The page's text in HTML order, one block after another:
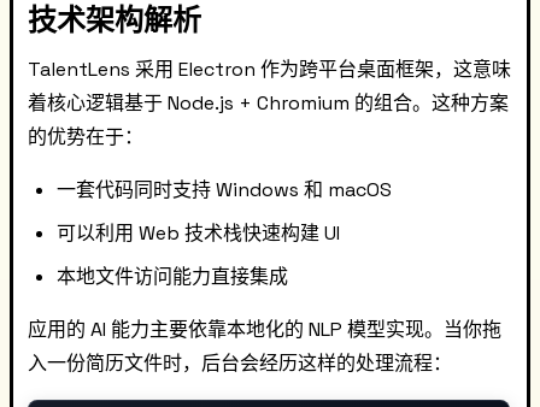
技术架构解析
TalentLens 采用 Electron 作为跨平台桌面框架，这意味
着核心逻辑基于 Node.js + Chromium 的组合。这种方案
的优势在于：
一套代码同时支持 Windows 和 macOS
可以利用 Web 技术栈快速构建 UI
本地文件访问能力直接集成
应用的 AI 能力主要依靠本地化的 NLP 模型实现。当你拖
入一份简历文件时，后台会经历这样的处理流程：